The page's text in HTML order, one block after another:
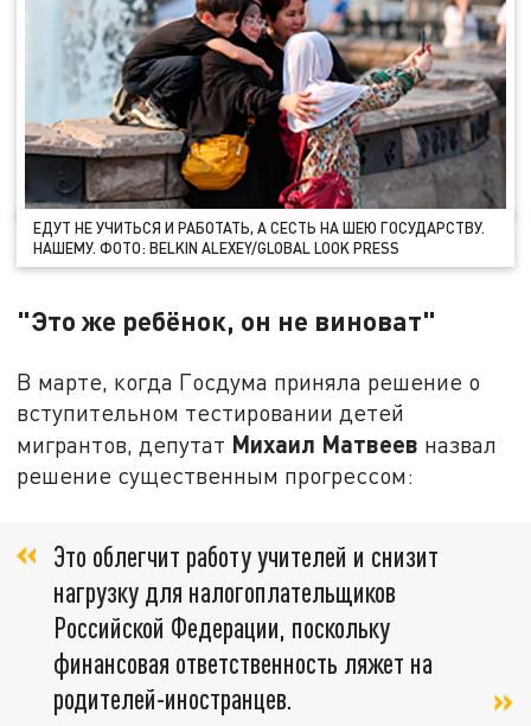
ЕДУТ НЕ УЧИТЬСЯ И РАБОТАТЬ, А СЕСТЬ НА ШЕЮ ГОСУДАРСТВУ.
НАШЕМУ. ФОТО: BELKIN ALEXEY/GLOBAL LOOK PRESS
"Это же ребёнок, он не виноват"
В марте, когда Госдума приняла решение о
вступительном тестировании детей
мигрантов, депутат Михаил Матвеев назвал
решение существенным прогрессом:
Это облегчит работу учителей и снизит
нагрузку для налогоплательщиков
Российской Федерации, поскольку
финансовая ответственность ляжет на
родителей-иностранцев.